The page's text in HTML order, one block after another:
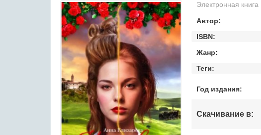
Электронная книга
Автор:
ISBN:
Жанр:
Теги:
Год издания:
Скачивание в: